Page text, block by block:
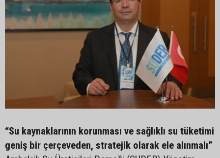
“Su kaynaklarının korunması ve sağlıklı su tüketimi
geniş bir çerçeveden, stratejik olarak ele alınmalı”